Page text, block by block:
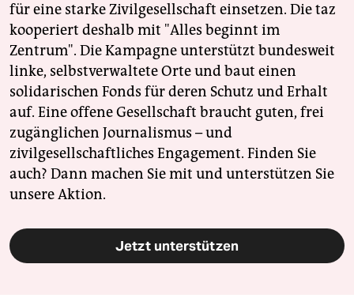
für eine starke Zivilgesellschaft einsetzen. Die taz
kooperiert deshalb mit "Alles beginnt im
Zentrum". Die Kampagne unterstützt bundesweit
linke, selbstverwaltete Orte und baut einen
solidarischen Fonds für deren Schutz und Erhalt
auf. Eine offene Gesellschaft braucht guten, frei
zugänglichen Journalismus – und
zivilgesellschaftliches Engagement. Finden Sie
auch? Dann machen Sie mit und unterstützen Sie
unsere Aktion.
Jetzt unterstützen